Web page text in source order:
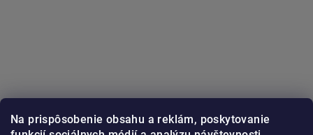
Na prispôsobenie obsahu a reklám, poskytovanie